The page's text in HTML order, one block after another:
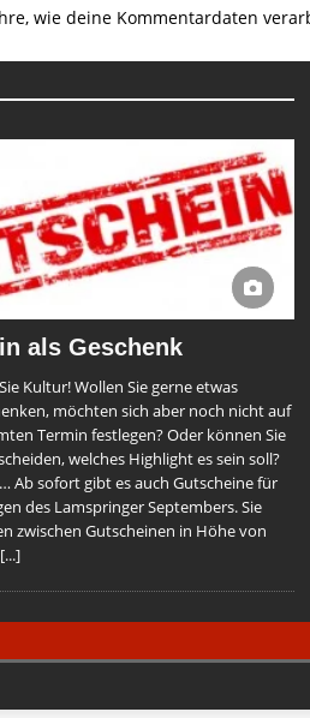
wie deine Kommentardaten
als Geschenk
Kultur! Wollen Sie gerne etwas
möchten sich aber noch nicht auf
Termin festlegen? Oder können Sie
welches Highlight es sein soll?
Ab sofort gibt es auch Gutscheine für
des Lamspringer Septembers. Sie
zwischen Gutscheinen in Höhe von
[...]